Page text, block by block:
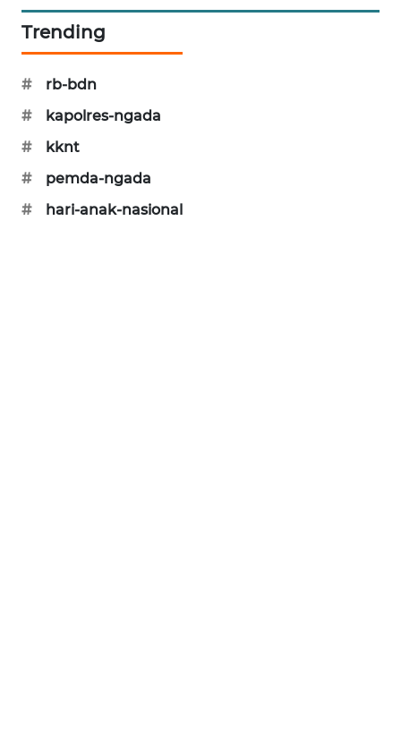
Trending
#
rb-bdn
#
kapolres-ngada
#
kknt
#
pemda-ngada
#
hari-anak-nasional
NEWS
BERAMPU
NEWS
ANUGERAH
NEWS
AKHLAK
ID